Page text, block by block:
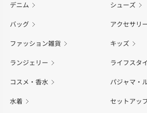
デニム シューズ
バッグ アクセサリ
ファッション雑貨 キッズ
ランジェリー ライフスタ
コスメ・香水 パジャマ・
水着 セットアッ